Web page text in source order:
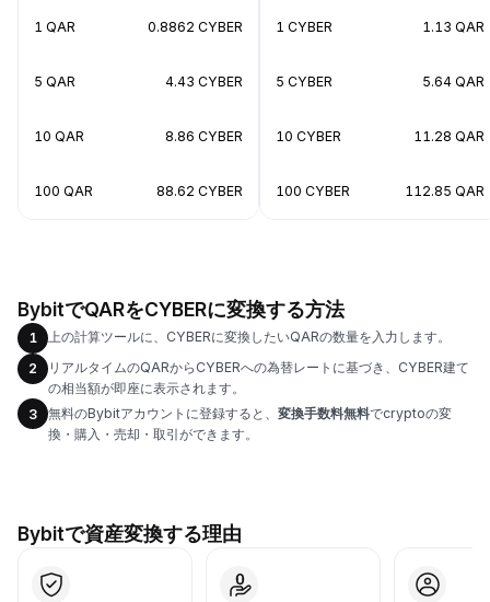
1 QAR 0.8862 CYBER
5 QAR 4.43 CYBER
10 QAR 8.86 CYBER
100 QAR 88.62 CYBER
1 CYBER 1.13 QAR
5 CYBER 5.64 QAR
10 CYBER 11.28 QAR
100 CYBER 112.85 QAR
BybitでQARをCYBERに変換する方法
1
上の計算ツールに、CYBERに変換したいQARの数量を入力します。
2
リアルタイムのQARからCYBERへの為替レートに基づき、CYBER建て
の相当額が即座に表示されます。
3
無料のBybitアカウントに登録すると、 変換手数料無料でcryptoの変
換・購入・売却・取引ができます。
Bybitで資産変換する理由